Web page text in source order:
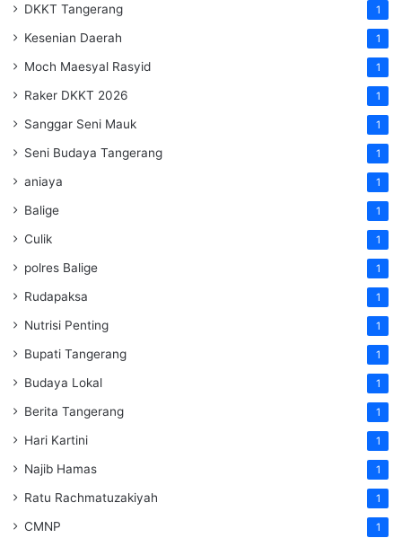
DKKT Tangerang 1
Kesenian Daerah 1
Moch Maesyal Rasyid 1
Raker DKKT 2026 1
Sanggar Seni Mauk 1
Seni Budaya Tangerang 1
aniaya 1
Balige 1
Culik 1
polres Balige 1
Rudapaksa 1
Nutrisi Penting 1
Bupati Tangerang 1
Budaya Lokal 1
Berita Tangerang 1
Hari Kartini 1
Najib Hamas 1
Ratu Rachmatuzakiyah 1
CMNP 1